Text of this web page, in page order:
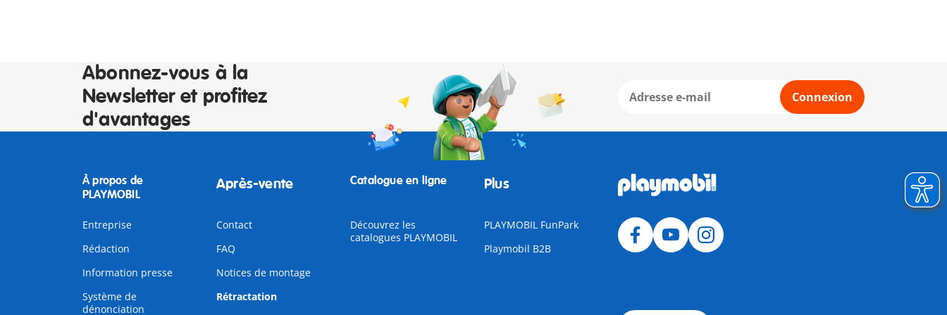
Abonnez-vous à la
Newsletter et profitez
d'avantages
Connexion
À propos de
PLAYMOBIL
Entreprise
Rédaction
Information presse
Système de
dénonciation
Après-vente
Contact
FAQ
Notices de montage
Rétractation
Catalogue en ligne
Découvrez les
catalogues PLAYMOBIL
Plus
PLAYMOBIL FunPark
Playmobil B2B